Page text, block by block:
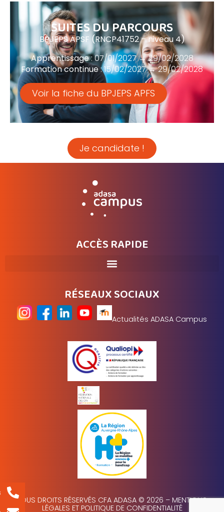
SUITES DU PARCOURS
BPJEPS APSF (RNCP41752 – niveau 4)
Apprentissage: 07/01/2027 → 29/02/2028
Formation continue: 15/02/2027 → 29/02/2028
Voir la fiche du BPJEPS APFS
Je candidate !
ACCÈS RAPIDE
RÉSEAUX SOCIAUX
Actualités ADASA Campus
TOUS DROITS RÉSERVÉS CFA ADASA © 2026 – MENTIONS
LÉGALES ET POLITIQUE DE CONFIDENTIALITÉ